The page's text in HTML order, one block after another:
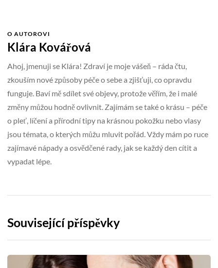
O AUTOROVI
Klára Kovářová
Ahoj, jmenuji se Klára! Zdraví je moje vášeň – ráda čtu,
zkouším nové způsoby péče o sebe a zjišťuji, co opravdu
funguje. Baví mě sdílet své objevy, protože věřím, že i malé
změny můžou hodně ovlivnit. Zajímám se také o krásu – péče
o pleť, líčení a přírodní tipy na krásnou pokožku nebo vlasy
jsou témata, o kterých můžu mluvit pořád. Vždy mám po ruce
zajímavé nápady a osvědčené rady, jak se každý den cítit a
vypadat lépe.
Související příspěvky